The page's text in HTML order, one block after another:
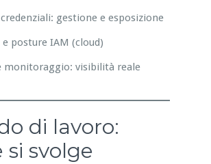
gestione e esposizione
posture IAM (cloud)
monitoraggio: visibilità reale
di lavoro:
si svolge